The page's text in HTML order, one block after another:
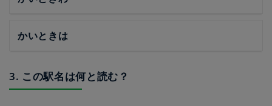
かいときは
3. この駅名は何と読む？